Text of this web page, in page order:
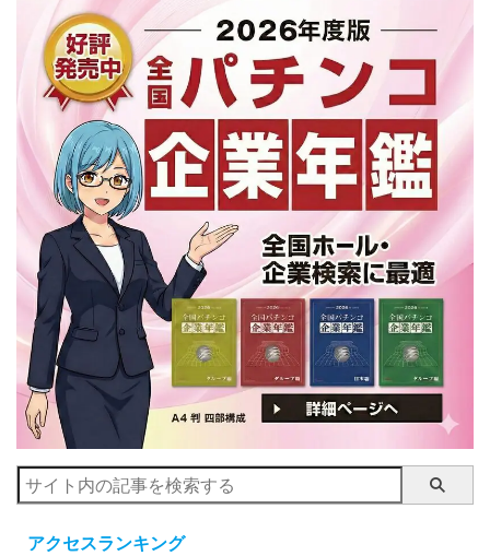
アクセスランキング